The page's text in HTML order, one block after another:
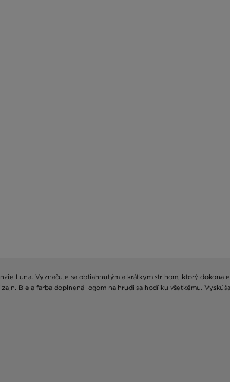
Luna. Vyznačuje sa obtiahnutým a krátkym strihom, ktorý
Biela farba doplnená logom na hrudi sa hodí ku všetkému.